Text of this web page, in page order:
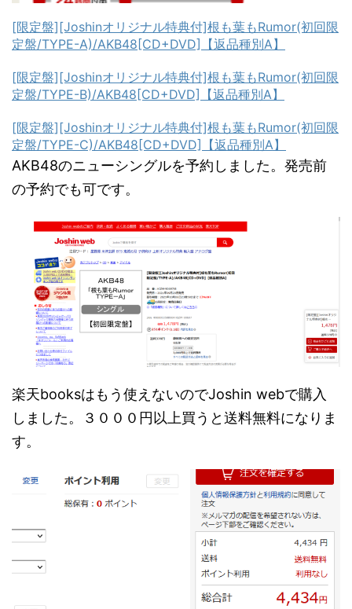
[限定盤][Joshinオリジナル特典付]根も葉もRumor(初回限
定盤/TYPE-A)/AKB48[CD+DVD]【返品種別A】
[限定盤][Joshinオリジナル特典付]根も葉もRumor(初回限
定盤/TYPE-B)/AKB48[CD+DVD]【返品種別A】
[限定盤][Joshinオリジナル特典付]根も葉もRumor(初回限
定盤/TYPE-C)/AKB48[CD+DVD]【返品種別A】
AKB48のニューシングルを予約しました。発売前
の予約でも可です。
楽天booksはもう使えないのでJoshin webで購入
しました。３０００円以上買うと送料無料になりま
す。